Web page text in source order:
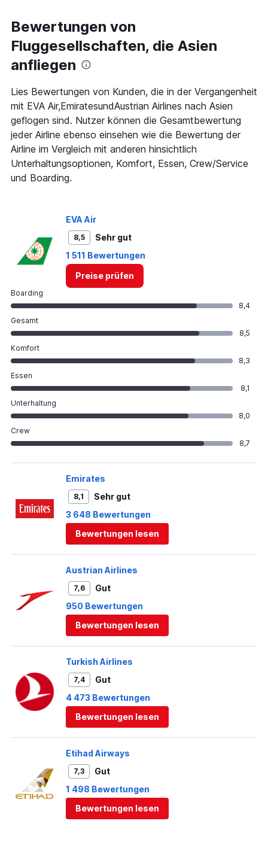
categories.
The
chart
has
1
axis
displaying
%
Beliebtheit.
Range:
0
to
45.
Bewertungen von
Fluggesellschaften, die Asien
anfliegen
Lies Bewertungen von Kunden, die in der Vergangenheit
mit EVA Air,EmiratesundAustrian Airlines nach Asien
geflogen sind. Nutzer können die Gesamtbewertung
jeder Airline ebenso einsehen wie die Bewertung der
Airline im Vergleich mit anderen hinsichtlich
Unterhaltungsoptionen, Komfort, Essen, Crew/Service
und Boarding.
EVA Air
8,5
Sehr gut
1 511 Bewertungen
Preise prüfen
Boarding
8,4
Gesamt
8,5
Komfort
8,3
Essen
8,1
Unterhaltung
8,0
Crew
8,7
Emirates
8,1
Sehr gut
3 648 Bewertungen
Bewertungen lesen
Austrian Airlines
7,6
Gut
950 Bewertungen
Bewertungen lesen
Turkish Airlines
7,4
Gut
4 473 Bewertungen
Bewertungen lesen
Etihad Airways
7,3
Gut
1 498 Bewertungen
Bewertungen lesen